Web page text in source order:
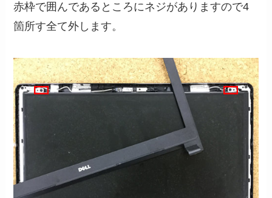
赤枠で囲んであるところにネジがありますので4
箇所す全て外します。